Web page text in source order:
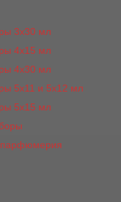
3х30 мл
4x15 мл
4x30 мл
5x11 и 5х12 мл
5x15 мл
парфюмерия